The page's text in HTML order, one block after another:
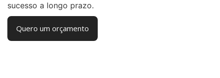
sucesso a longo prazo.
Quero um orçamento